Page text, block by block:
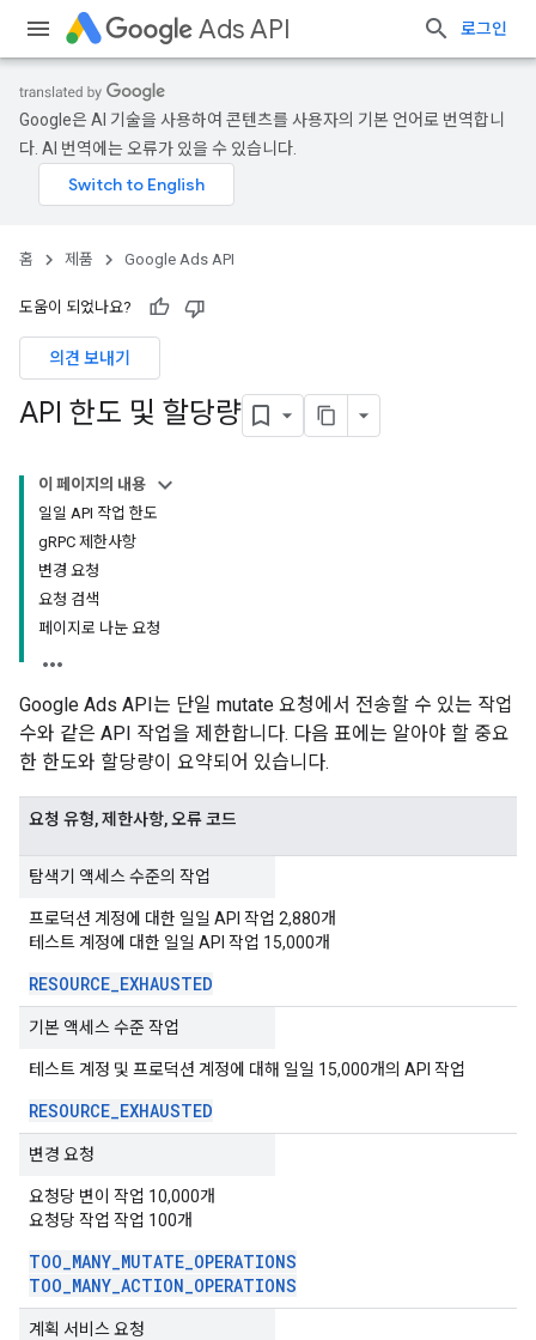
Ads API 로그인
Google은 AI 기술을 사용하여 콘텐츠를 사용자의 기본 언어로 번역합니
다. AI 번역에는 오류가 있을 수 있습니다.
홈 제품 Google Ads API
도움이 되었나요?
의견 보내기
API 한도 및 할당량
이 페이지의 내용
일일 API 작업 한도
gRPC 제한사항
변경 요청
요청 검색
페이지로 나눈 요청
Google Ads API는 단일 mutate 요청에서 전송할 수 있는 작업
수와 같은 API 작업을 제한합니다. 다음 표에는 알아야 할 중요
한 한도와 할당량이 요약되어 있습니다.
요청 유형, 제한사항, 오류 코드
탐색기 액세스 수준의 작업
프로덕션 계정에 대한 일일 API 작업 2,880개
테스트 계정에 대한 일일 API 작업 15,000개
RESOURCE_EXHAUSTED
기본 액세스 수준 작업
테스트 계정 및 프로덕션 계정에 대해 일일 15,000개의 API 작업
RESOURCE_EXHAUSTED
변경 요청
요청당 변이 작업 10,000개
요청당 작업 작업 100개
TOO_MANY_MUTATE_OPERATIONS
TOO_MANY_ACTION_OPERATIONS
계획 서비스 요청